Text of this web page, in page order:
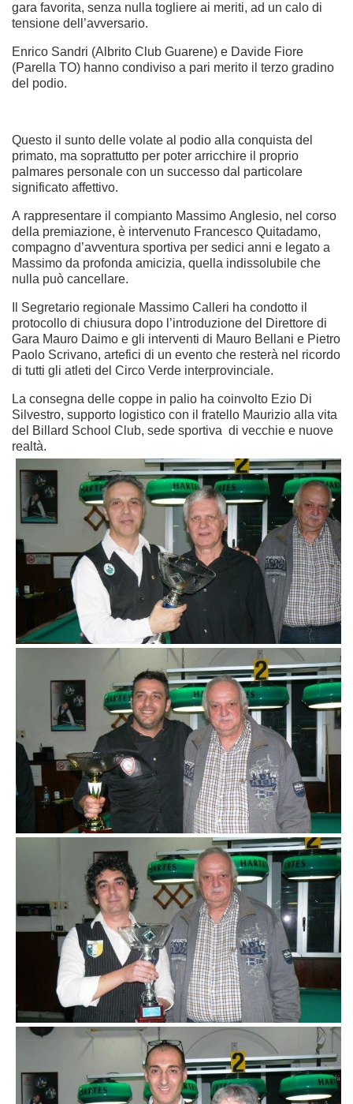
gara favorita, senza nulla togliere ai meriti, ad un calo di
tensione dell’avversario.
Enrico Sandri (Albrito Club Guarene) e Davide Fiore
(Parella TO) hanno condiviso a pari merito il terzo gradino
del podio.
Questo il sunto delle volate al podio alla conquista del
primato, ma soprattutto per poter arricchire il proprio
palmares personale con un successo dal particolare
significato affettivo.
A rappresentare il compianto Massimo Anglesio, nel corso
della premiazione, è intervenuto Francesco Quitadamo,
compagno d’avventura sportiva per sedici anni e legato a
Massimo da profonda amicizia, quella indissolubile che
nulla può cancellare.
Il Segretario regionale Massimo Calleri ha condotto il
protocollo di chiusura dopo l’introduzione del Direttore di
Gara Mauro Daimo e gli interventi di Mauro Bellani e Pietro
Paolo Scrivano, artefici di un evento che resterà nel ricordo
di tutti gli atleti del Circo Verde interprovinciale.
La consegna delle coppe in palio ha coinvolto Ezio Di
Silvestro, supporto logistico con il fratello Maurizio alla vita
del Billard School Club, sede sportiva di vecchie e nuove
realtà.